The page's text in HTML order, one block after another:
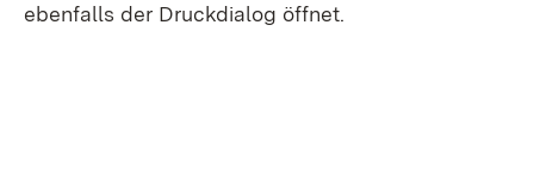
ebenfalls der Druckdialog öffnet.